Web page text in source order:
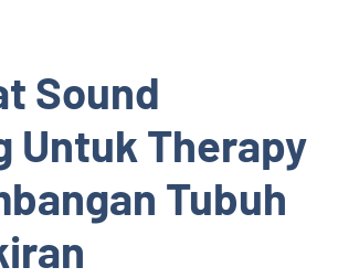
Sound
Untuk Therapy
Tubuh